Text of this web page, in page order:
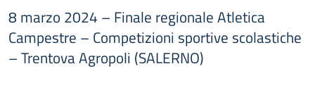
8 marzo 2024 – Finale regionale Atletica
Campestre – Competizioni sportive scolastiche
– Trentova Agropoli (SALERNO)